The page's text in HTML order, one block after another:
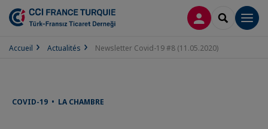
CONNEXION
Accueil Actualités Newsletter Covid-19 #8 (11.05.2020)
COVID-19 • LA CHAMBRE